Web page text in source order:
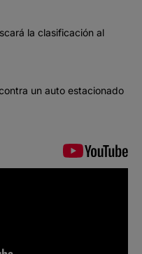
la clasificación al
un auto estacionado